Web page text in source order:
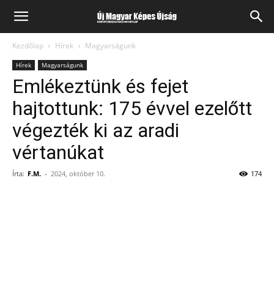
Kezdőlap Hírek Magyarságunk
Hírek Magyarságunk
Emlékeztünk és fejet
hajtottunk: 175 évvel ezelőtt
végezték ki az aradi
vértanúkat
Írta: F.M. - 2024, október 10. 174